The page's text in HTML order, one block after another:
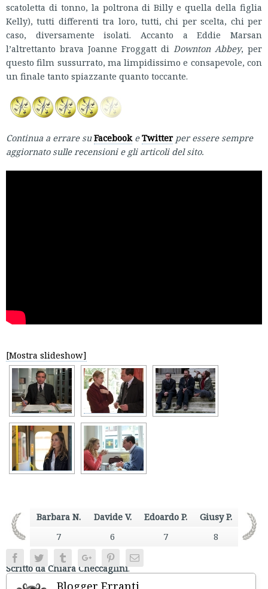
scatoletta di tonno, la poltrona di Billy e quella della figlia
Kelly), tutti differenti tra loro, tutti, chi per scelta, chi per
caso, diversamente isolati. Accanto a Eddie Marsan
l’altrettanto brava Joanne Froggatt di Downton Abbey, per
questo film sussurrato, ma limpidissimo e consapevole, con
un finale tanto spiazzante quanto toccante.
Continua a errare suFacebookeTwitter per essere sempre
aggiornato sulle recensioni e gli articoli del sito.
[Mostra slideshow]
Barbara N. Davide V. Edoardo P.
Giusy P.
7
6 7 8
Scritto da Chiara Checcaglini.
FacebookTwitter TumblrGoogle+PinterestEmail
Blogger Erranti